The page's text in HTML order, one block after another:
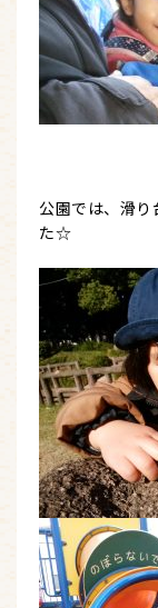
公園では、滑り
た☆